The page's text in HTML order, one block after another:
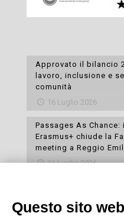
Approvato il bilancio
lavoro, inclusione e
comunità
16 Luglio 2026
Passages As
Erasmus+ chiude la
meeting a Reggio
16 Luglio 2026
Esami di laboratorio
cura della propria
Questo sito